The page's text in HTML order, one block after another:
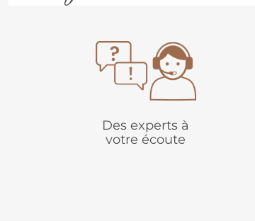
Des experts à
votre écoute